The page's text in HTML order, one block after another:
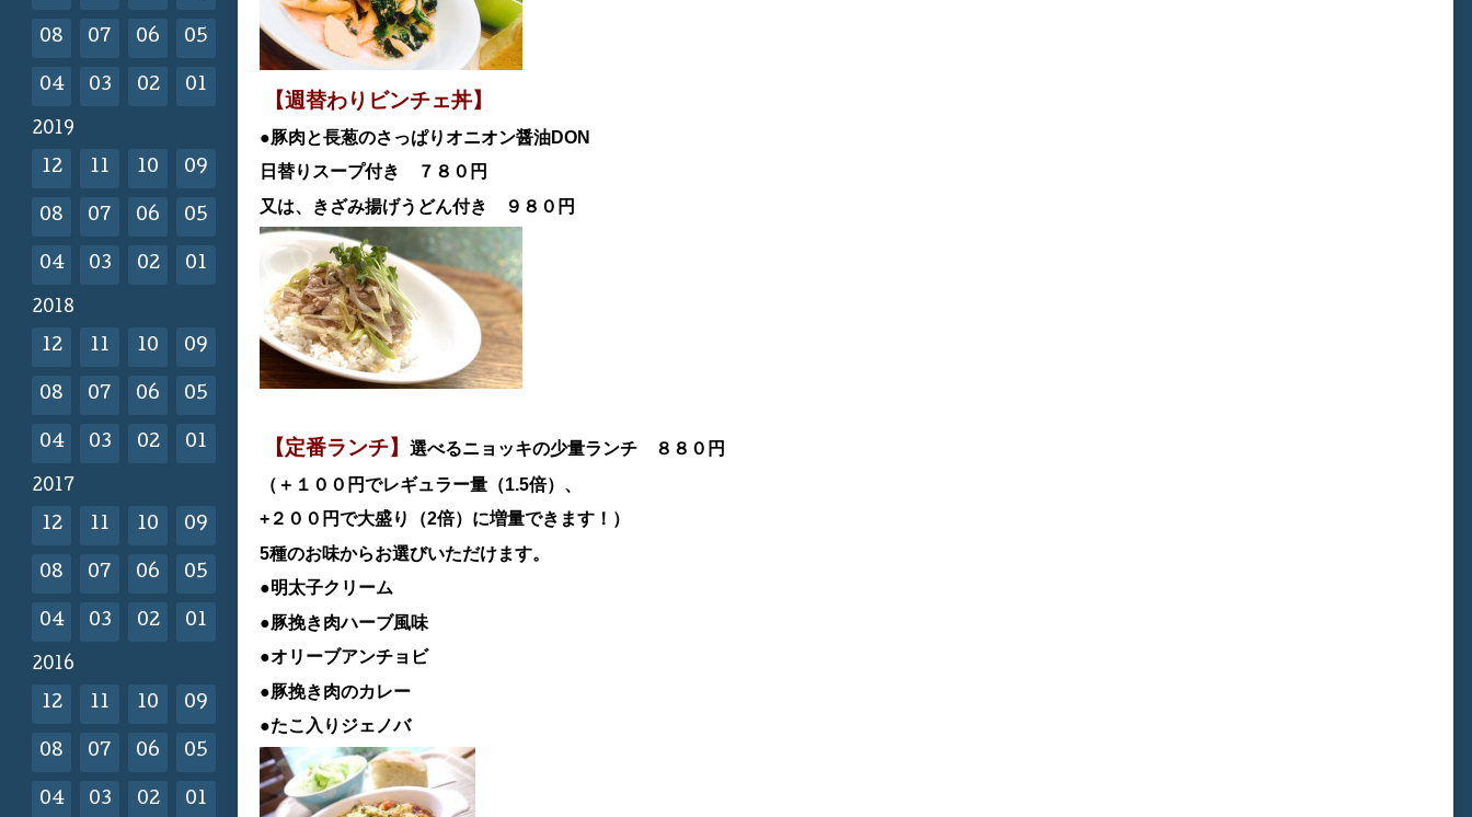
【週替わりビンチェ丼】
●豚肉と長葱のさっぱりオニオン醤油DON
日替りスープ付き ７８０円
又は、きざみ揚げうどん付き ９８０円
【定番ランチ】
選べるニョッキの少量ランチ ８８０円
（＋１００円でレギュラー量（1.5倍）、
+２００円で大盛り（2倍）に増量できます！）
5種のお味からお選びいただけます。
●明太子クリーム
●豚挽き肉ハーブ風味
●オリーブアンチョビ
●豚挽き肉のカレー
●たこ入りジェノバ
08 07 06 05
04 03 02 01
2019
12 11 10 09
08 07 06 05
04 03 02 01
2018
12 11 10 09
08 07 06 05
04 03 02 01
2017
12 11 10 09
08 07 06 05
04 03 02 01
2016
12 11 10 09
08 07 06 05
04 03 02 01